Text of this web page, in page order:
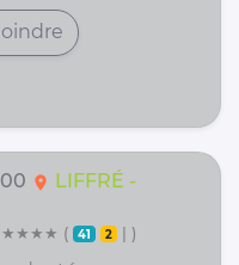
location_on LIFFRÉ -
( 41 2 | )